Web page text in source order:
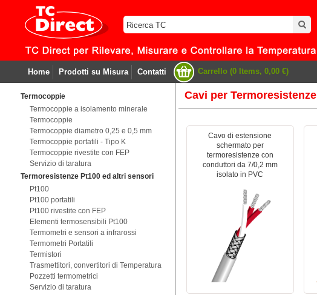
Home Prodotti su Misura Contatti Carrello (0 Items, 0,00 €)
Termocoppie
Termocoppie a isolamento minerale
Termocoppie
Termocoppie diametro 0,25 e 0,5 mm
Termocoppie portatili - Tipo K
Termocoppie rivestite con FEP
Servizio di taratura
Termoresistenze Pt100 ed altri sensori
Pt100
Pt100 portatili
Pt100 rivestite con FEP
Elementi termosensibili Pt100
Termometri e sensori a infrarossi
Termometri Portatili
Termistori
Trasmettitori, convertitori di Temperatura
Pozzetti termometrici
Servizio di taratura
Cavi per Termoresistenze
Cavo di estensione
schermato per
termoresistenze con
conduttori da 7/0,2 mm
isolato in PVC